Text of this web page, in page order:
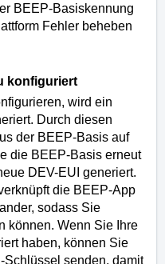
BEEP-Basiskennung
Fehler beheben
konfiguriert
wird ein
Durch diesen
der BEEP-Basis auf
die BEEP-Basis erneut
DEV-EUI generiert.
die BEEP-App
sodass Sie
können. Wenn Sie Ihre
haben, können Sie
Schlüssel senden, damit